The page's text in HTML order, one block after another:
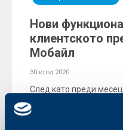
Нови
клиентското
Мобайл
30 юли 2020
След като преди
станеш неин клиент за